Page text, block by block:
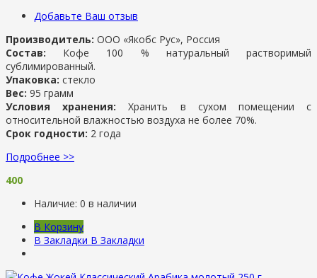
Добавьте Ваш отзыв
Производитель: ООО «Якобс Рус», Россия
Состав: Кофе 100 % натуральный растворимый
сублимированный.
Упаковка: стекло
Вес: 95 грамм
Условия хранения: Хранить в сухом помещении с
относительной влажностью воздуха не более 70%.
Срок годности: 2 года
Подробнее >>
400
Наличие: 0 в наличии
В Корзину
В Закладки В Закладки